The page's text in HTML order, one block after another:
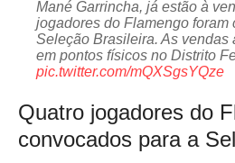
Mané Garrincha, já estão à
jogadores do Flamengo foram
Seleção Brasileira. As vendas
em pontos físicos no Distrito
pic.twitter.com/mQXSgsYQze
Quatro jogadores do
convocados para a